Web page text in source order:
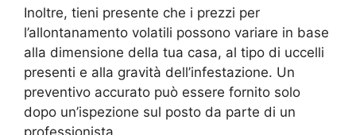
Inoltre, tieni presente che i prezzi per
l’allontanamento volatili possono variare in base
alla dimensione della tua casa, al tipo di uccelli
presenti e alla gravità dell’infestazione. Un
preventivo accurato può essere fornito solo
dopo un’ispezione sul posto da parte di un
professionista.